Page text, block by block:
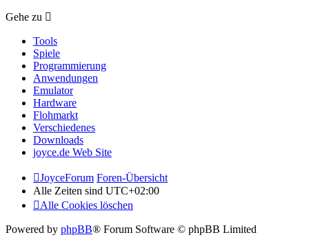
Gehe zu
Tools
Spiele
Programmierung
Anwendungen
Emulator
Hardware
Flohmarkt
Verschiedenes
Downloads
joyce.de Web Site
JoyceForum Foren-Übersicht
Alle Zeiten sind UTC+02:00
Alle Cookies löschen
Powered by phpBB® Forum Software © phpBB Limited